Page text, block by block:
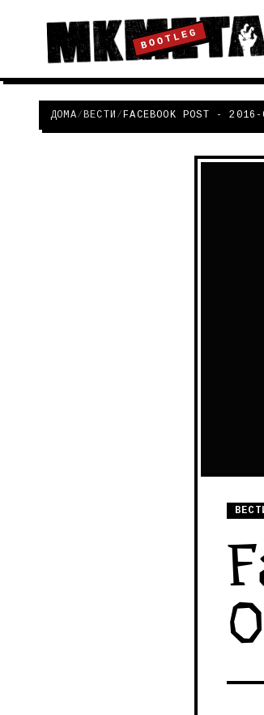
BOOTLEG
ДОМА/ВЕСТИ /FACEBOOK POST -